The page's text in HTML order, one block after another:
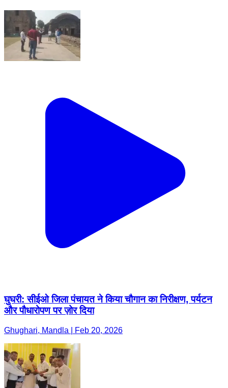
घुघरी: सीईओ जिला पंचायत ने किया चौगान का निरीक्षण, पर्यटन
और पौधारोपण पर ज़ोर दिया
Ghughari, Mandla | Feb 20, 2026